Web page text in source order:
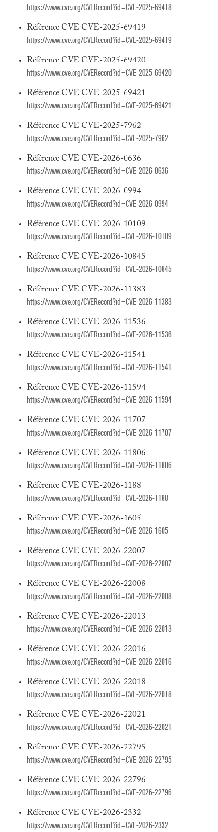
https://www.cve.org/CVERecord?id=CVE-2025-69418
Référence CVE CVE-2025-69419
https://www.cve.org/CVERecord?id=CVE-2025-69419
Référence CVE CVE-2025-69420
https://www.cve.org/CVERecord?id=CVE-2025-69420
Référence CVE CVE-2025-69421
https://www.cve.org/CVERecord?id=CVE-2025-69421
Référence CVE CVE-2025-7962
https://www.cve.org/CVERecord?id=CVE-2025-7962
Référence CVE CVE-2026-0636
https://www.cve.org/CVERecord?id=CVE-2026-0636
Référence CVE CVE-2026-0994
https://www.cve.org/CVERecord?id=CVE-2026-0994
Référence CVE CVE-2026-10109
https://www.cve.org/CVERecord?id=CVE-2026-10109
Référence CVE CVE-2026-10845
https://www.cve.org/CVERecord?id=CVE-2026-10845
Référence CVE CVE-2026-11383
https://www.cve.org/CVERecord?id=CVE-2026-11383
Référence CVE CVE-2026-11536
https://www.cve.org/CVERecord?id=CVE-2026-11536
Référence CVE CVE-2026-11541
https://www.cve.org/CVERecord?id=CVE-2026-11541
Référence CVE CVE-2026-11594
https://www.cve.org/CVERecord?id=CVE-2026-11594
Référence CVE CVE-2026-11707
https://www.cve.org/CVERecord?id=CVE-2026-11707
Référence CVE CVE-2026-11806
https://www.cve.org/CVERecord?id=CVE-2026-11806
Référence CVE CVE-2026-1188
https://www.cve.org/CVERecord?id=CVE-2026-1188
Référence CVE CVE-2026-1605
https://www.cve.org/CVERecord?id=CVE-2026-1605
Référence CVE CVE-2026-22007
https://www.cve.org/CVERecord?id=CVE-2026-22007
Référence CVE CVE-2026-22008
https://www.cve.org/CVERecord?id=CVE-2026-22008
Référence CVE CVE-2026-22013
https://www.cve.org/CVERecord?id=CVE-2026-22013
Référence CVE CVE-2026-22016
https://www.cve.org/CVERecord?id=CVE-2026-22016
Référence CVE CVE-2026-22018
https://www.cve.org/CVERecord?id=CVE-2026-22018
Référence CVE CVE-2026-22021
https://www.cve.org/CVERecord?id=CVE-2026-22021
Référence CVE CVE-2026-22795
https://www.cve.org/CVERecord?id=CVE-2026-22795
Référence CVE CVE-2026-22796
https://www.cve.org/CVERecord?id=CVE-2026-22796
Référence CVE CVE-2026-2332
https://www.cve.org/CVERecord?id=CVE-2026-2332